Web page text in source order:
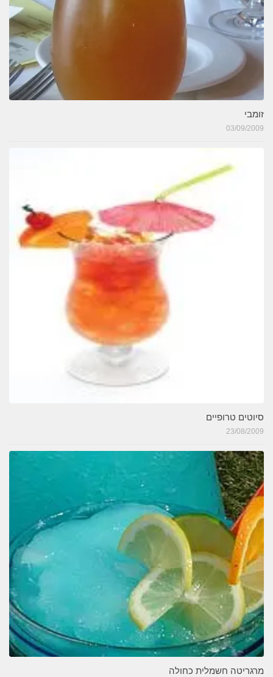
זומבי
03/09/2009
סיוטים טרופיים
23/08/2009
מרגריטה חשמלית כחולה